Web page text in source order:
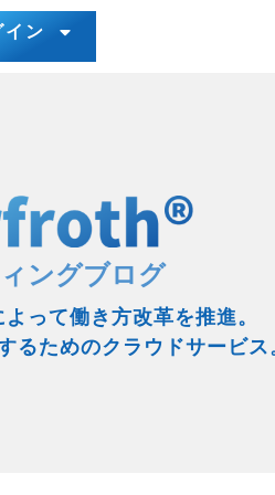
イン
ングブログ
って働き方改革を推進。
るためのクラウドサービス